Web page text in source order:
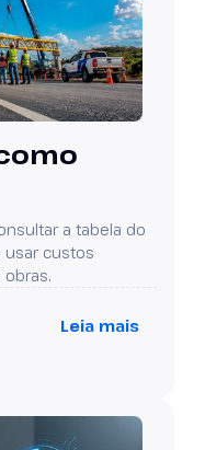
a tabela do
usar custos
Leia mais